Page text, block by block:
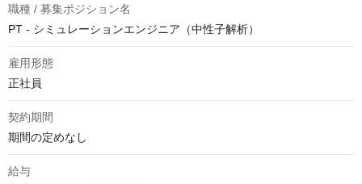
職種 / 募集ポジション名
PT - シミュレーションエンジニア（中性子解析）
雇用形態
正社員
契約期間
期間の定めなし
給与